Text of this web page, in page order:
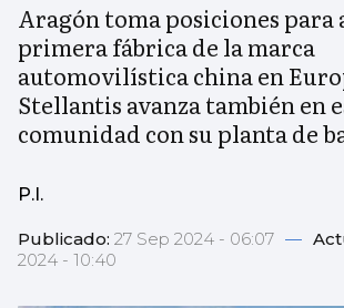
Aragón toma posiciones para
primera fábrica de la marca
automovilística china en
Stellantis avanza también en
comunidad con su planta de
P.I.
Publicado: 27 Sep 2024 - 06:07 —
2024 - 10:40